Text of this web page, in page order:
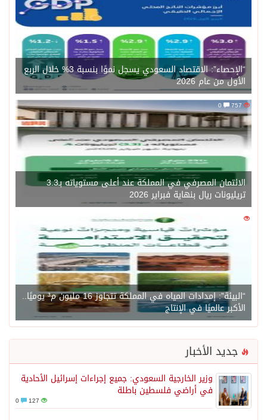
“الإحصاء”: الاقتصاد السعودي يسجل نموًا بنسبة 3% خلال الربع
الأول من عام 2026
757
0
الائتمان المصرفي في المملكة عند أعلى مستوياته بـ3.3
تريليونات ريال بنهاية فبراير 2026
1450
“البيئة”: إمدادات المياه في المملكة تتجاوز 16 مليون م³ يوميًا..
الأكبر عالميًا في الإنتاج
جديد الأخبار
وزير الخارجية السعودي: جميع إجراءات إسرائيل الأحادية
في أراضي فلسطين باطلة
127